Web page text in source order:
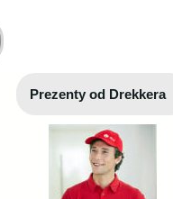
Prezenty od Drekkera